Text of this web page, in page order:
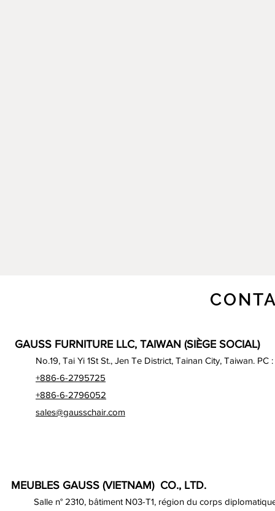
GAUSS FURNITURE LLC, TAIWAN (SIÈGE SOCIAL)
No.19, Tai Yi 1St St., Jen Te District, Tainan City, Taiwan. PC :
+886-6-2795725
+886-6-2796052
sales@gausschair.com
MEUBLES GAUSS (VIETNAM) CO., LTD.
Salle n° 2310, bâtiment N03-T1, région du corps